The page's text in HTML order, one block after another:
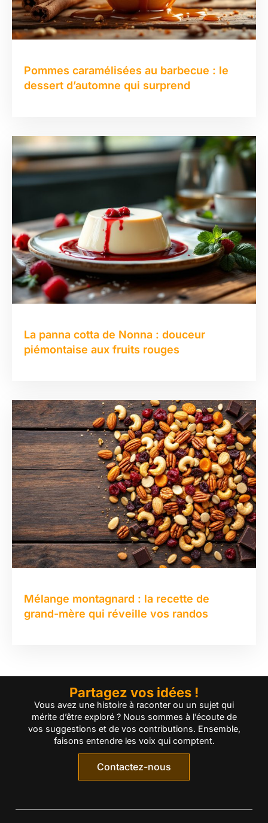
Pommes caramélisées au barbecue : le
dessert d’automne qui surprend
La panna cotta de Nonna : douceur
piémontaise aux fruits rouges
Mélange montagnard : la recette de
grand-mère qui réveille vos randos
Partagez vos idées !
Vous avez une histoire à raconter ou un sujet qui
mérite d’être exploré ? Nous sommes à l’écoute de
vos suggestions et de vos contributions. Ensemble,
faisons entendre les voix qui comptent.
Contactez-nous